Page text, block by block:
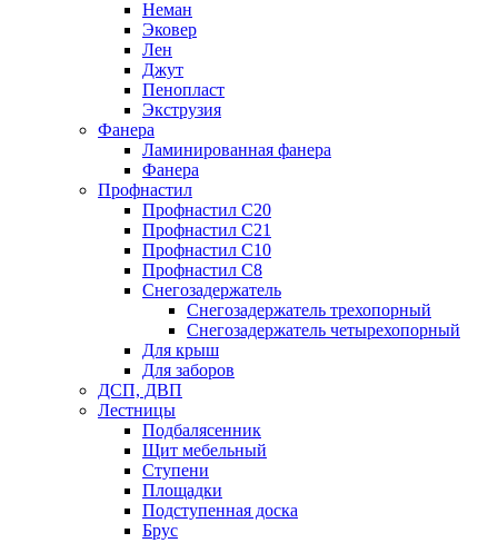
Неман
Эковер
Лен
Джут
Пенопласт
Экструзия
Фанера
Ламинированная фанера
Фанера
Профнастил
Профнастил С20
Профнастил С21
Профнастил С10
Профнастил С8
Снегозадержатель
Снегозадержатель трехопорный
Снегозадержатель четырехопорный
Для крыш
Для заборов
ДСП, ДВП
Лестницы
Подбалясенник
Щит мебельный
Ступени
Площадки
Подступенная доска
Брус